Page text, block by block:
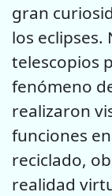
gran
los eclipses.
telescopios
fenómeno
realizaron
funciones
reciclado,
realidad